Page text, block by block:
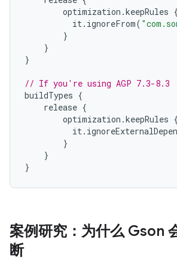
optimization .keepRules {
it. ignoreFrom(
}
}
}
// If you're using AGP 7.3-8.3
buildTypes {
release {
optimization .keepRules {
it.
}
}
}
案例研究：为什么 Gson
断